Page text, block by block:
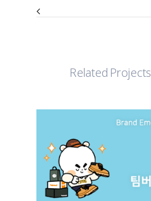
Related Projects